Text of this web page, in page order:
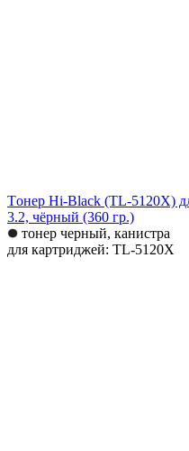
Tонер Hi-Black (TL-5120Х)
3.2, чёрный (360 гр.)
тонер черный, канистра
для картриджей: TL-5120Х